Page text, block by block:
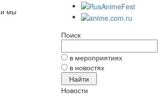
и мы
Поиск
в мероприятиях
в новостях
Новости